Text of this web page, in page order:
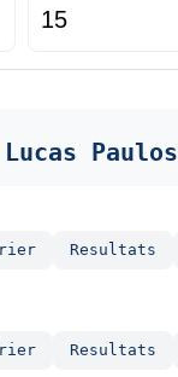
15
Paulos
Resultats
Resultats